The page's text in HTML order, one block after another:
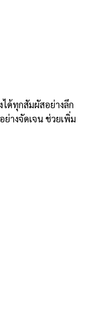
ด้ทุกสัมผัสอย่างลึก
างจัดเจน ช่วยเพิ่ม